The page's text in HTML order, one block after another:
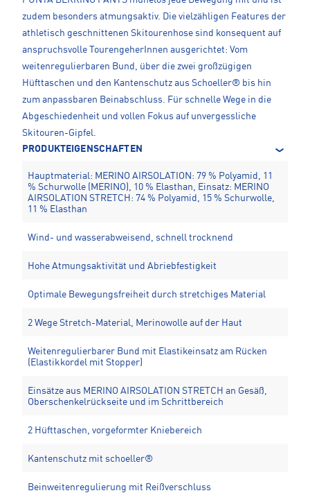
zudem besonders atmungsaktiv. Die vielzähligen Features der
athletisch geschnittenen Skitourenhose sind konsequent auf
anspruchsvolle TourengeherInnen ausgerichtet: Vom
weitenregulierbaren Bund, über die zwei großzügigen
Hüfttaschen und den Kantenschutz aus Schoeller® bis hin
zum anpassbaren Beinabschluss. Für schnelle Wege in die
Abgeschiedenheit und vollen Fokus auf unvergessliche
Skitouren-Gipfel.
PRODUKTEIGENSCHAFTEN
Hauptmaterial: MERINO AIRSOLATION: 79 % Polyamid, 11
% Schurwolle (MERINO), 10 % Elasthan, Einsatz: MERINO
AIRSOLATION STRETCH: 74 % Polyamid, 15 % Schurwolle,
11 % Elasthan
Wind- und wasserabweisend, schnell trocknend
Hohe Atmungsaktivität und Abriebfestigkeit
Optimale Bewegungsfreiheit durch stretchiges Material
2 Wege Stretch-Material, Merinowolle auf der Haut
Weitenregulierbarer Bund mit Elastikeinsatz am Rücken
(Elastikkordel mit Stopper)
Einsätze aus MERINO AIRSOLATION STRETCH an Gesäß,
Oberschenkelrückseite und im Schrittbereich
2 Hüfttaschen, vorgeformter Kniebereich
Kantenschutz mit schoeller®
Beinweitenregulierung mit Reißverschluss